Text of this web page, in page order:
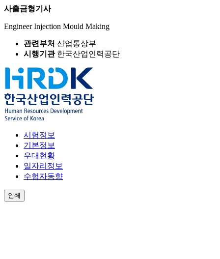
사출금형기사
Engineer Injection Mould Making
관련부처 산업통상부
시행기관한국산업인력공단
시험정보
기본정보
우대현황
일자리정보
수험자동향
인쇄